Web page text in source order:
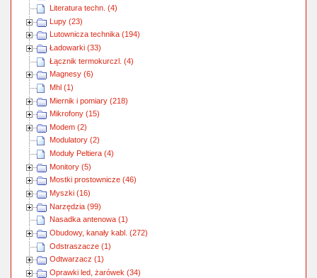
Literatura techn. (4)
Lupy (23)
Lutownicza technika (194)
Ładowarki (33)
Łącznik termokurczl. (4)
Magnesy (6)
Mhl (1)
Miernik i pomiary (218)
Mikrofony (15)
Modem (2)
Modulatory (2)
Moduły Peltiera (4)
Monitory (5)
Mostki prostownicze (46)
Myszki (16)
Narzędzia (99)
Nasadka antenowa (1)
Obudowy, kanały kabl. (272)
Odstraszacze (1)
Odtwarzacz (1)
Oprawki led, żarówek (34)